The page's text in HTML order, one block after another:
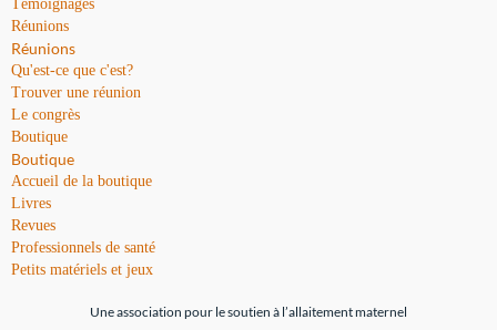
Témoignages
Réunions
Réunions
Qu'est-ce que c'est?
Trouver une réunion
Le congrès
Boutique
Boutique
Accueil de la boutique
Livres
Revues
Professionnels de santé
Petits matériels et jeux
Une association pour le soutien à l’allaitement maternel